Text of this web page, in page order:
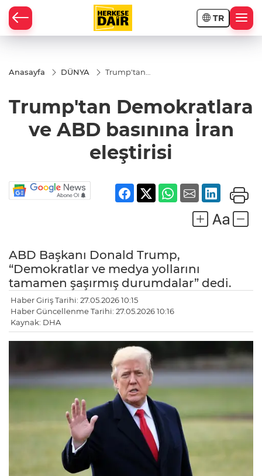
TR
Anasayfa DÜNYA
Trump'tan
basınına İran
eleştirisi
Trump'tan Demokratlara
ve ABD basınına İran
eleştirisi
ABD Başkanı Donald Trump,
“Demokratlar ve medya yollarını
tamamen şaşırmış durumdalar” dedi.
Haber Giriş Tarihi: 27.05.2026 10:15
Haber Güncellenme Tarihi: 27.05.2026 10:16
Kaynak: DHA